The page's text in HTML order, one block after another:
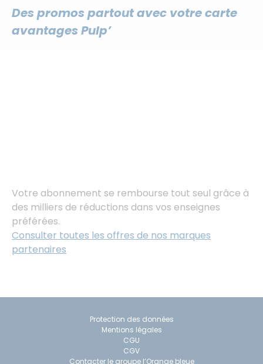
Des promos partout avec votre carte
avantages Pulp’
Votre abonnement se rembourse tout seul grâce à
des milliers de réductions dans vos enseignes
préférées.
Consulter toutes les offres de nos marques
partenaires
Protection des données
Mentions légales
CGU
CGV
Contacter le groupe l’Orange bleue